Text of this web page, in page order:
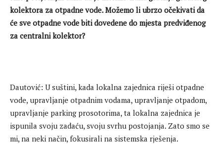
kolektora za otpadne vode. Možemo li ubrzo očekivati da
će sve otpadne vode biti dovedene do mjesta predviđenog
za centralni kolektor?
Dautović: U suštini, kada lokalna zajednica riješi otpadne
vode, upravljanje otpadnim vodama, upravljanje otpadom,
upravljanje parking prosotorima, ta lokalna zajednica je
ispunila svoju zadaću, svoju svrhu postojanja. Zato smo se
mi, na neki način, fokusirali na sistemska rješenja.